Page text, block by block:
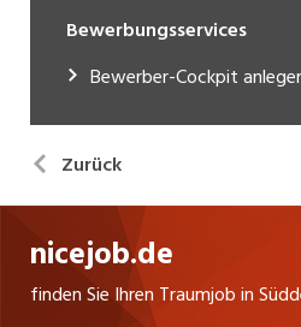
Bewerbungsservices
Bewerber-Cockpit
Zurück
nicejob.de
finden Sie Ihren Traumjob in